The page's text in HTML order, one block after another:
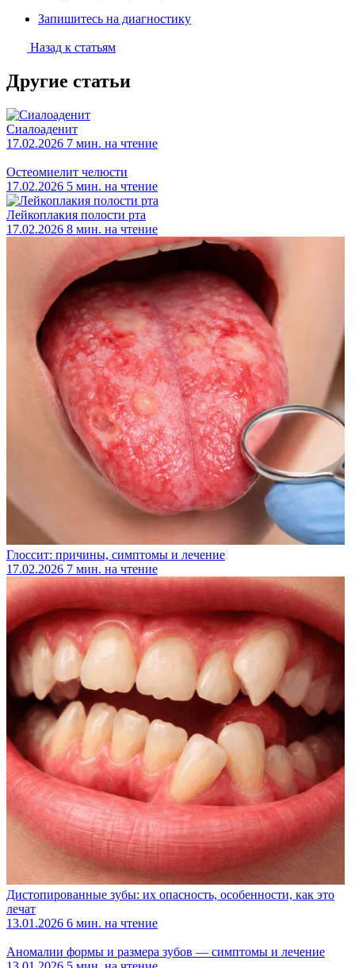
Запишитесь на диагностику
Назад к статьям
Другие статьи
Сиалоаденит
17.02.2026 7 мин. на чтение
Остеомиелит челюсти
17.02.2026 5 мин. на чтение
Лейкоплакия полости рта
17.02.2026 8 мин. на чтение
Глоссит: причины, симптомы и лечение
17.02.2026 7 мин. на чтение
Дистопированные зубы: их опасность, особенности, как это
лечат
13.01.2026 6 мин. на чтение
Аномалии формы и размера зубов — симптомы и лечение